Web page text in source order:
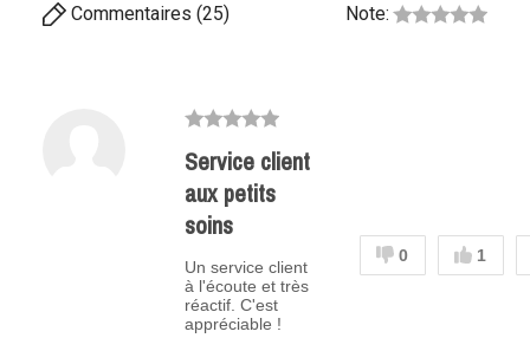
Commentaires (25) Note:
Service client
aux petits
soins
Un service client
à l'écoute et très
réactif. C'est
appréciable !
0 1